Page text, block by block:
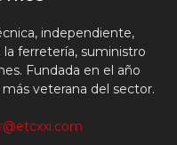
independiente,
la ferretería, suministro
Fundada en el año
veterana del sector.